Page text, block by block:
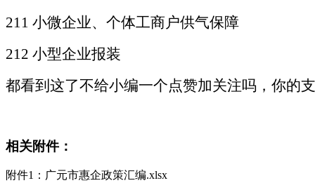
211 小微企业、个体工商户供气保障
212 小型企业报装
都看到这了不给小编一个点赞加关注吗，你的
相关附件：
附件1：广元市惠企政策汇编.xlsx